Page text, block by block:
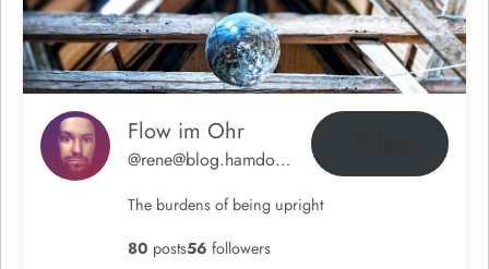
Flow im Ohr
@rene@blog.hamdorf.org
The burdens of being upright
80 posts56 followers